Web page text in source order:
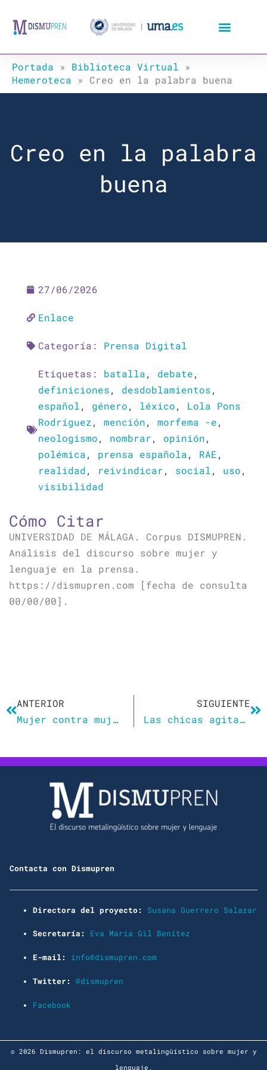
Portada » Biblioteca Virtual »
Hemeroteca » Creo en la palabra buena
Creo en la palabra
buena
27/06/2026
Enlace
Categoría: Prensa Digital
Etiquetas: batalla, debate,
definiciones, desdoblamientos,
español, género, léxico, Lola Pons
Rodríguez, mención, morfema -e,
neologismo, nombrar, opinión,
polémica, prensa española, RAE,
realidad, reivindicar, social, uso,
visibilidad
Cómo Citar
UNIVERSIDAD DE MÁLAGA. Corpus DISMUPREN.
Análisis del discurso sobre mujer y
lenguaje en la prensa.
https://dismupren.com [fecha de consulta
00/00/00].
ANTERIOR
Mujer contra mujer, hombre contra hombre: la silenciada violencia intragénero
SIGUIENTE
Las chicas agitan el ‘furor bi’: «Las experiencias con algunos hombres te dejan agotada. A veces es como tener un hijo»
Contacta con Dismupren
Directora del proyecto: Susana Guerrero Salazar
Secretaría: Eva María Gil Benítez
E-mail: info@dismupren.com
Twitter: @dismupren
Facebook
© 2026 Dismupren: el discurso metalingüístico sobre mujer y
lenguaje.